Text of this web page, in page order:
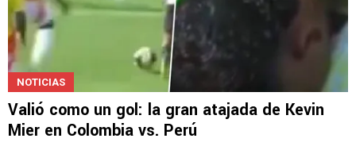
NOTICIAS
Valió como un gol: la gran atajada de Kevin
Mier en Colombia vs. Perú